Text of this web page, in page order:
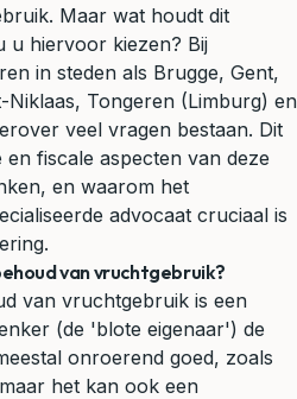
Maar wat houdt dit
u hiervoor kiezen? Bij
in steden als Brugge, Gent,
Tongeren (Limburg) en
veel vragen bestaan. Dit
fiscale aspecten van deze
en waarom het
advocaat cruciaal is
van vruchtgebruik?
van vruchtgebruik is een
(de 'blote eigenaar') de
onroerend goed, zoals
het kan ook een